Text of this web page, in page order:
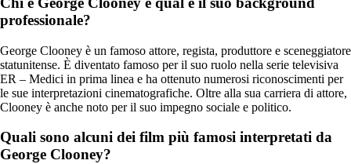
professionale?
George Clooney è un famoso attore, regista, produttore e sceneggiatore
statunitense. È diventato famoso per il suo ruolo nella serie televisiva
ER – Medici in prima linea e ha ottenuto numerosi riconoscimenti per
le sue interpretazioni cinematografiche. Oltre alla sua carriera di attore,
Clooney è anche noto per il suo impegno sociale e politico.
Quali sono alcuni dei film più famosi interpretati da
George Clooney?